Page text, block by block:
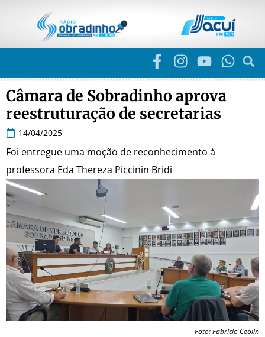
Câmara de Sobradinho aprova
reestruturação de secretarias
14/04/2025
Foi entregue uma moção de reconhecimento à
professora Eda Thereza Piccinin Bridi
Foto: Fabricio Ceolin